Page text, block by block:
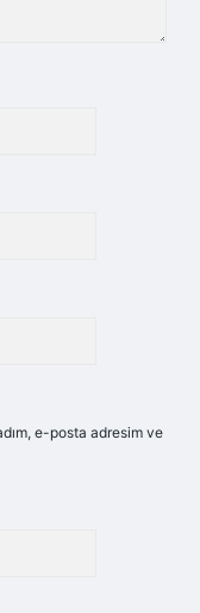
e-posta adresim ve